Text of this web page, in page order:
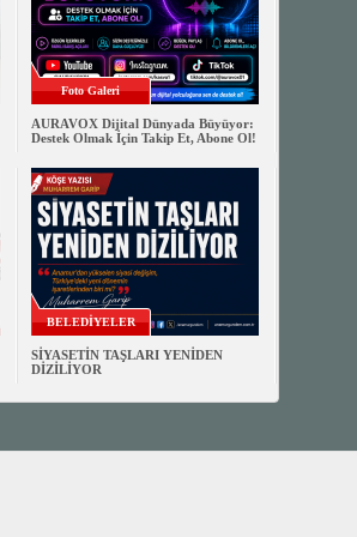
Foto Galeri
AURAVOX Dijital Dünyada Büyüyor:
Destek Olmak İçin Takip Et, Abone Ol!
BELEDİYELER
SİYASETİN TAŞLARI YENİDEN
DİZİLİYOR